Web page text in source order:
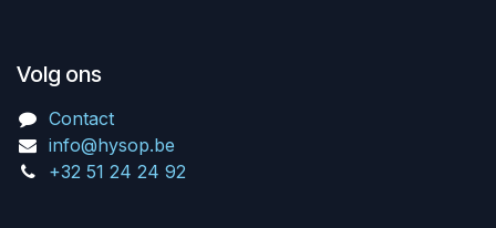
Volg ons
Contact
info@hysop.be
+32 51 24 24 92